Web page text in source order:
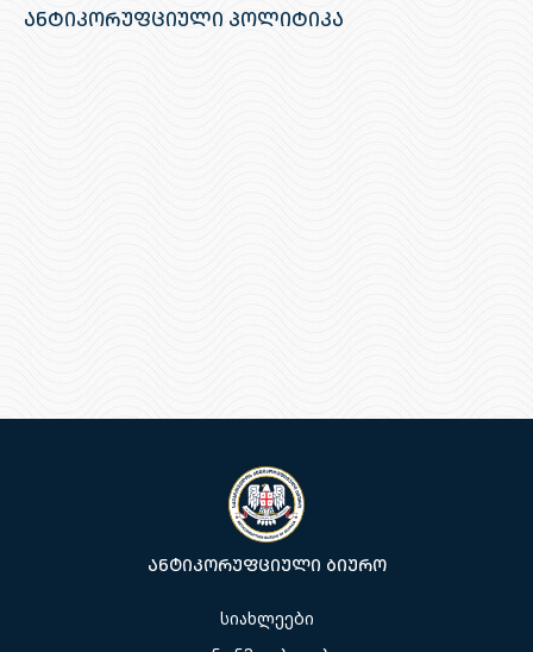
ანტიკორუფციული პოლიტიკა
ანტიკორუფციული ბიურო
სიახლეები